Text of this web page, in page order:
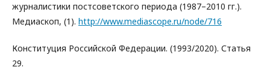
журналистики постсоветского периода (1987–2010 гг.).
Медиаскоп, (1). http://www.mediascope.ru/node/716
Конституция Российской Федерации. (1993/2020). Статья
29.